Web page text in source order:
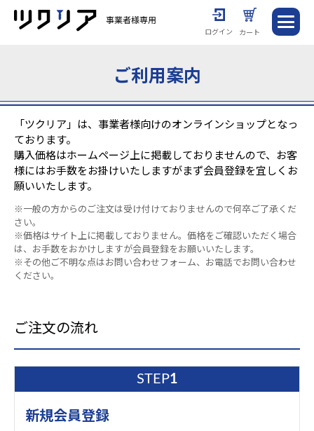
ログイン カート
ご利用案内
「ツクリア」は、事業者様向けのオンラインショップとなっ
ております。
購入価格はホームページ上に掲載しておりませんので、お客
様にはお手数をお掛けいたしますがまず会員登録を宜しくお
願いいたします。
※一般の方からのご注文は受け付けておりませんので何卒ご了承くだ
さい。
※価格はサイト上に掲載しておりません。価格をご確認いただく場合
は、お手数をおかけしますが会員登録をお願いいたします。
※その他ご不明な点はお問い合わせフォーム、お電話でお問い合わせ
ください。
ご注文の流れ
STEP1
新規会員登録